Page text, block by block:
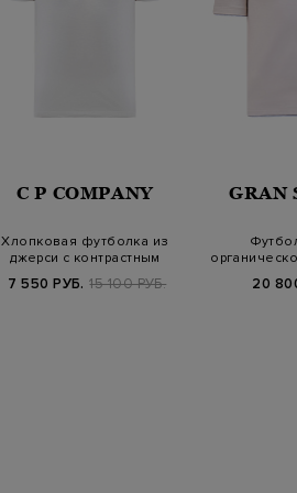
C P COMPANY
Хлопковая футболка из
джерси с контрастным
7 550 РУБ. 15 100 РУБ.
GRAN
20